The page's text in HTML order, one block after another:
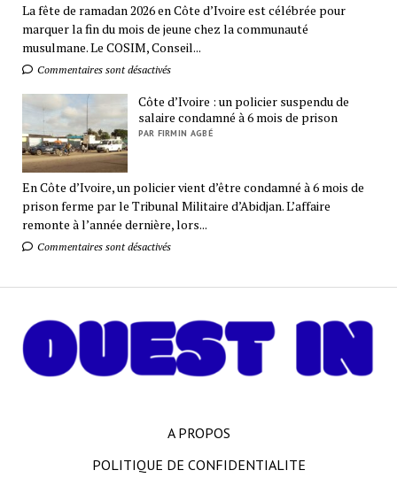
La fête de ramadan 2026 en Côte d’Ivoire est célébrée pour
marquer la fin du mois de jeune chez la communauté
musulmane. Le COSIM, Conseil...
Commentaires sont désactivés
Côte d’Ivoire : un policier suspendu de
salaire condamné à 6 mois de prison
PAR FIRMIN AGBÉ
En Côte d’Ivoire, un policier vient d’être condamné à 6 mois de
prison ferme par le Tribunal Militaire d’Abidjan. L’affaire
remonte à l’année dernière, lors...
Commentaires sont désactivés
A PROPOS
POLITIQUE DE CONFIDENTIALITE